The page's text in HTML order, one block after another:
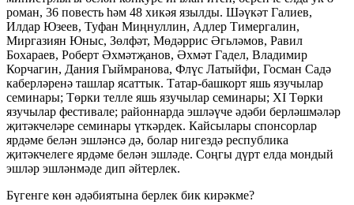
роман, 36 повесть һәм 48 хикәя язылды. Шәүкәт Галиев,
Илдар Юзеев, Туфан Миңнуллин, Адлер Тимергалин,
Миргазиян Юныс, Зөлфәт, Мөдәррис Әгьләмов, Равил
Бохараев, Роберт Әхмәтҗанов, Әхмәт Гадел, Владимир
Корчагин, Дания Гыймранова, Флүс Латыйфи, Госман Садә
каберләренә ташлар ясаттык. Татар-башкорт яшь язучылар
семинары; Төрки телле яшь язучылар семинары; XI Төрки
язучылар фестивале; районнарда эшләүче әдәби берләшмәләр
җитәкчеләре семинары үткәрдек. Кайсылары спонсорлар
ярдәме белән эшләнсә дә, болар нигездә республика
җитәкчелеге ярдәме белән эшләде. Соңгы дүрт елда мондый
эшләр эшләнмәде дип әйтерлек.
Бүгенге көн әдәбиятына берлек бик кирәкме?